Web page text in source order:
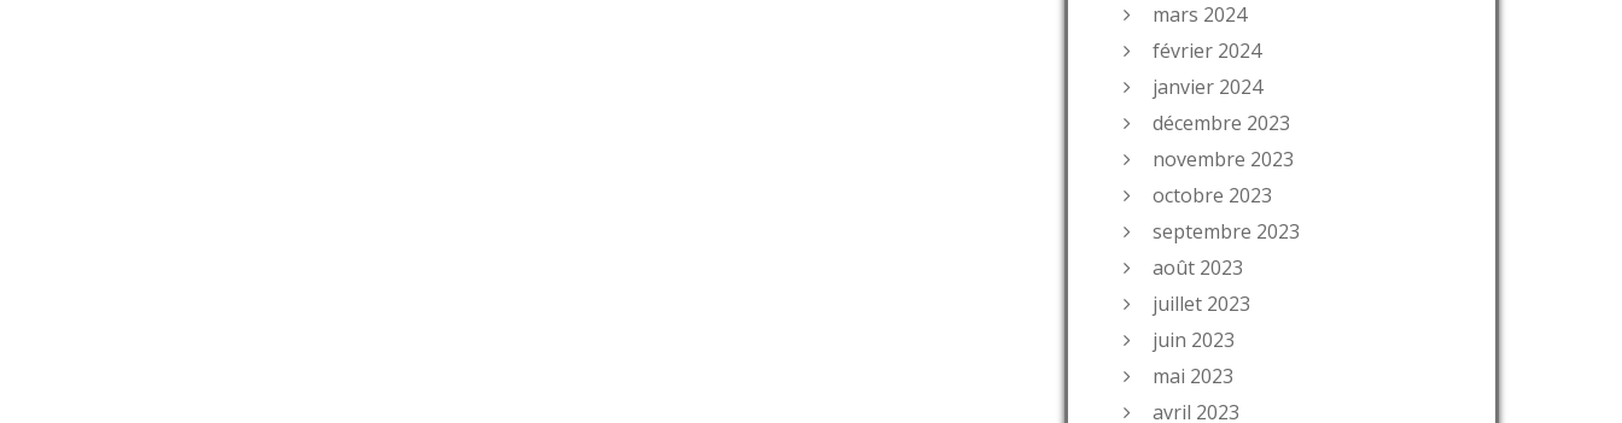
mars 2024
février 2024
janvier 2024
décembre 2023
novembre 2023
octobre 2023
septembre 2023
août 2023
juillet 2023
juin 2023
mai 2023
avril 2023